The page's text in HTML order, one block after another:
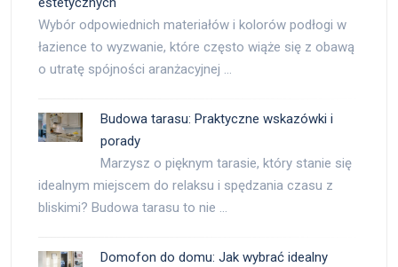
Wybór odpowiednich materiałów i kolorów podłogi w
łazience to wyzwanie, które często wiąże się z obawą
o utratę spójności aranżacyjnej …
Budowa tarasu: Praktyczne wskazówki i
porady
Marzysz o pięknym tarasie, który stanie się
idealnym miejscem do relaksu i spędzania czasu z
bliskimi? Budowa tarasu to nie …
Domofon do domu: Jak wybrać idealny